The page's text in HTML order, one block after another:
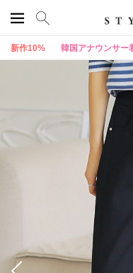
新作10% 韓国アナウンサー